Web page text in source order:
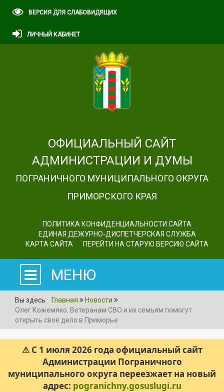
ВЕРСИЯ ДЛЯ СЛАБОВИДЯЩИХ
ЛИЧНЫЙ КАБИНЕТ
ОФИЦИАЛЬНЫЙ САЙТ
АДМИНИСТРАЦИИ И ДУМЫ
ПОГРАНИЧНОГО МУНИЦИПАЛЬНОГО ОКРУГА
ПРИМОРСКОГО КРАЯ
ПОЛИТИКА КОНФИДЕНЦИАЛЬНОСТИ САЙТА
ЕДИНАЯ ДЕЖУРНО-ДИСПЕТЧЕРСКАЯ СЛУЖБА
КАРТА САЙТА
ПЕРЕЙТИ НА СТАРУЮ ВЕРСИЮ САЙТА
МЕНЮ
Вы здесь: Главная
Новости
Олег Кожемяко: Ветеранам СВО и их семьям помогут
открыть своё дело в Приморье
⚠ С 1 июля 2026 года официальный сайт
Администрации Пограничного
муниципального округа переезжает на новый
адрес: pogranichny.gosuslugi.ru